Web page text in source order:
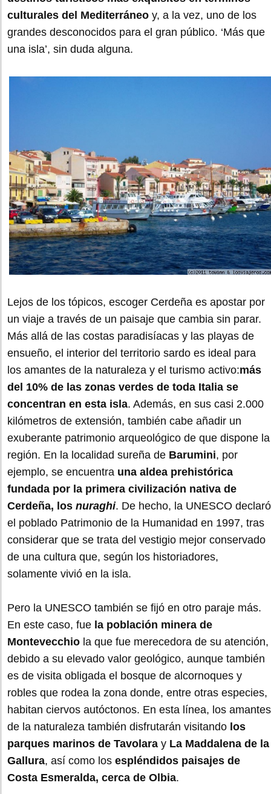
culturales del Mediterráneo y, a la vez, uno de los
grandes desconocidos para el gran público. ‘Más que
una isla’, sin duda alguna.
Lejos de los tópicos, escoger Cerdeña es apostar por
un viaje a través de un paisaje que cambia sin parar.
Más allá de las costas paradisíacas y las playas de
ensueño, el interior del territorio sardo es ideal para
los amantes de la naturaleza y el turismo activo:más
del 10% de las zonas verdes de toda Italia se
concentran en esta isla. Además, en sus casi 2.000
kilómetros de extensión, también cabe añadir un
exuberante patrimonio arqueológico de que dispone la
región. En la localidad sureña de Barumini, por
ejemplo, se encuentra una aldea prehistórica
fundada por la primera civilización nativa de
Cerdeña, los nuraghi. De hecho, la UNESCO declaró
el poblado Patrimonio de la Humanidad en 1997, tras
considerar que se trata del vestigio mejor conservado
de una cultura que, según los historiadores,
solamente vivió en la isla.
Pero la UNESCO también se fijó en otro paraje más.
En este caso, fue la población minera de
Montevecchio la que fue merecedora de su atención,
debido a su elevado valor geológico, aunque también
es de visita obligada el bosque de alcornoques y
robles que rodea la zona donde, entre otras especies,
habitan ciervos autóctonos. En esta línea, los amantes
de la naturaleza también disfrutarán visitando los
parques marinos de Tavolara y La Maddalena de la
Gallura, así como los espléndidos paisajes de
Costa Esmeralda, cerca de Olbia.